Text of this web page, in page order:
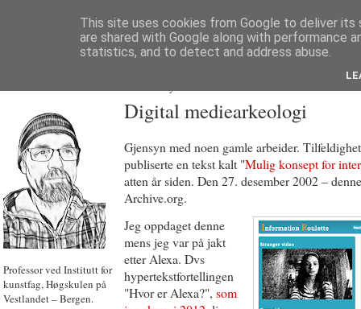
Professor ved Institutt for
kunstfag, Høgskulen på
Vestlandet – Bergen.
Digital mediearkeologi
Gjensyn med noen gamle arbeider.
publiserte en tekst kalt "Mulig konsept for
atten år siden. Den 27. desember 2002 –
Archive.org.
Jeg oppdaget denne
mens jeg var på jakt
etter Alexa. Dvs
hypertekstfortellingen
"Hvor er Alexa?", som
This site uses cookies from Google to deliver its
are shared with Google along with performance
statistics, and to detect and address abuse.